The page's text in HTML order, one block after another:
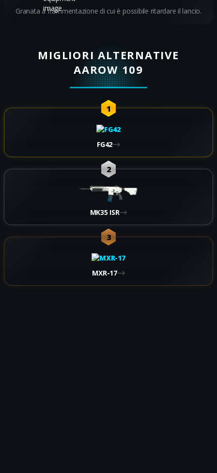
Granata a frammentazione di cui è possibile ritardare il lancio.
MIGLIORI ALTERNATIVE
AAROW 109
1
FG42
2
MK35 ISR
3
MXR-17